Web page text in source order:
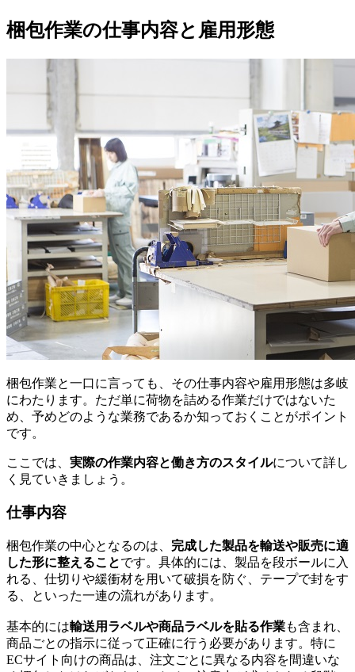
梱包作業の仕事内容と雇用形態
梱包作業と一口に言っても、その仕事内容や雇用形態は多岐
にわたります。ただ単に荷物を詰める作業だけではないた
め、予めどのような業務であるか知っておくことがポイント
です。
ここでは、 実際の作業内容と働き方のスタイルについて詳し
く見ていきましょう。
仕事内容
梱包作業の中心となるのは、 完成した製品を輸送や販売に適
した形に整えることです。具体的には、製品を段ボールに入
れる、仕切りや緩衝材を用いて破損を防ぐ、テープで封をす
る、といった一連の流れがあります。
基本的には輸送用ラベルや商品ラベルを貼る作業も含まれ、
商品ごとの指示に従って正確に行う必要があります。特に
ECサイト向けの商品は、注文ごとに異なる内容を間違いな